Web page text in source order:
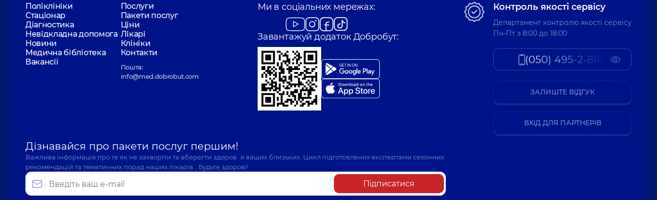
Поліклініки
Послуги
Стаціонар
Пакети послуг
Діагностика
Ціни
Невідкладна допомога Лікарі
Новини
Клініки
Медична бібліотека
Контакти
Вакансії
Пошта:
info@med.dobrobut.com
Ми в соціальних мережах:
Завантажуй додаток Добробут:
Дізнавайся про пакети послуг першим!
Важлива інформація про те як не захворіти та вберегти здоров`я ваших близьких. Цикл підготовлених експертами сезонних
рекомендацій та тематичних порад наших лікарів… Будьте здорові!
Підписатися
Контроль якості сервісу
Департамент контролю якості сервісу
Пн-Пт з 8:00 до 18:00
(050) 495-2-888
ЗАЛИШТЕ ВІДГУК
ВХІД ДЛЯ ПАРТНЕРІВ